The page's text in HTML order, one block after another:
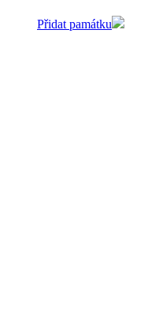
Přidat památku